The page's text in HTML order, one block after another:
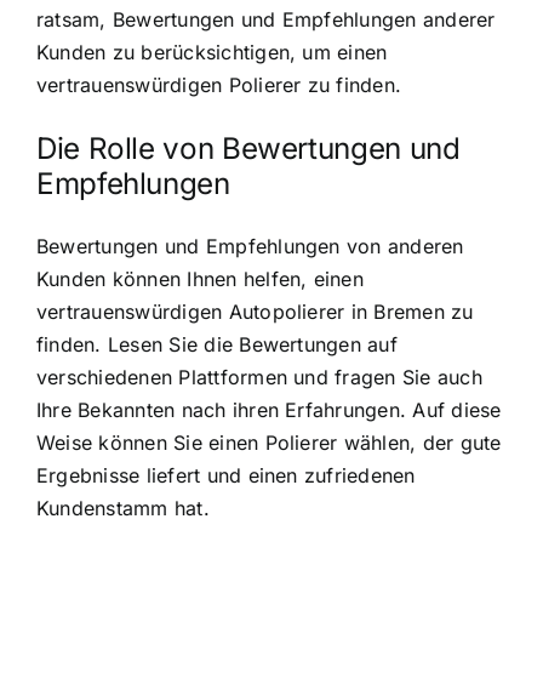
ratsam, Bewertungen und Empfehlungen anderer
Kunden zu berücksichtigen, um einen
vertrauenswürdigen Polierer zu finden.
Die Rolle von Bewertungen und
Empfehlungen
Bewertungen und Empfehlungen von anderen
Kunden können Ihnen helfen, einen
vertrauenswürdigen Autopolierer in Bremen zu
finden. Lesen Sie die Bewertungen auf
verschiedenen Plattformen und fragen Sie auch
Ihre Bekannten nach ihren Erfahrungen. Auf diese
Weise können Sie einen Polierer wählen, der gute
Ergebnisse liefert und einen zufriedenen
Kundenstamm hat.